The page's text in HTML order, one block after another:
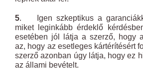
5. Igen szkeptikus a
miket leginkább érdeklő
esetében jól látja a szerző, hogy
az, hogy az esetleges kártérítésért
szerző azonban úgy látja, hogy ez
az állami bevételt.